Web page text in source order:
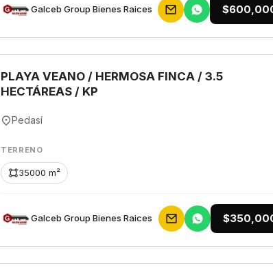
Galceb Group Bienes Raices
PLAYA VEANO / HERMOSA FINCA / 3.5
HECTÁREAS / KP
Pedasí
TERRENO
35000 m²
Galceb Group Bienes Raices